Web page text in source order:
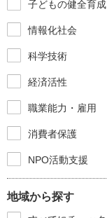
子どもの健全育成
情報化社会
科学技術
経済活性
職業能力・雇用
消費者保護
NPO活動支援
地域から探す